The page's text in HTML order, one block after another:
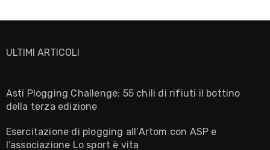
ULTIMI ARTICOLI
Asti Plogging Challenge: 55 chili di rifiuti il bottino
della terza edizione
Esercitazione di plogging all’Artom con ASP e
l’associazione Lo sport è vita